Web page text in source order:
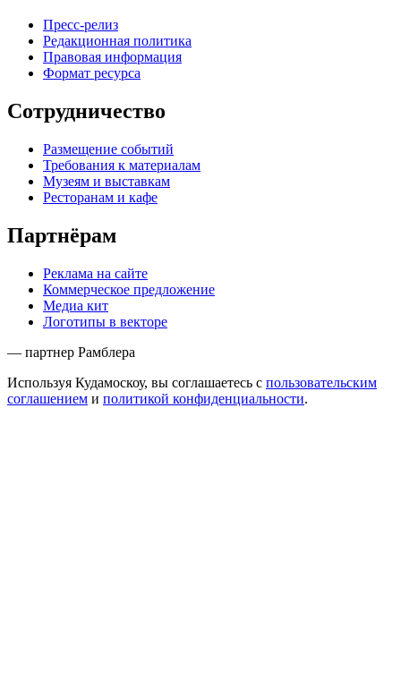
Пресс-релиз
Редакционная политика
Правовая информация
Формат ресурса
Сотрудничество
Размещение событий
Требования к материалам
Музеям и выставкам
Ресторанам и кафе
Партнёрам
Реклама на сайте
Коммерческое предложение
Медиа кит
Логотипы в векторе
— партнер Рамблера
Используя Кудамоскоу, вы соглашаетесь с пользовательским
соглашением и политикой конфиденциальности.